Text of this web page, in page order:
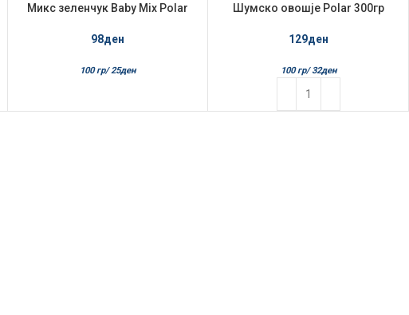
Микс зеленчук Baby Mix Polar
98ден
100 гр/ 25ден
Шумско овошје Polar 300гр
129ден
100 гр/ 32ден